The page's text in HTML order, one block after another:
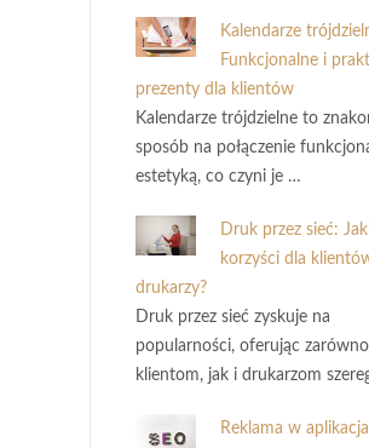
Kalendarze
Funkcjonalne i
prezenty dla klientów
Kalendarze trójdzielne to
sposób na połączenie
estetyką, co czyni je …
Druk przez sieć:
korzyści dla
drukarzy?
Druk przez sieć zyskuje na
popularności, oferując zarówno
klientom, jak i drukarzom
Reklama w